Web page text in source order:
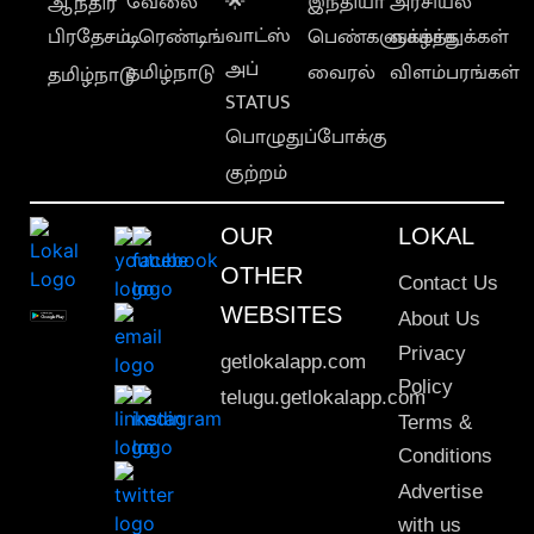
பிரதேசம்
தமிழ்நாடு
டிரெண்டிங்
தமிழ்நாடு
வாட்ஸ்
அப்
STATUS
பொழுதுப்போக்கு
குற்றம்
பெண்களுக்காக
வைரல்
வாழ்த்துக்கள்
விளம்பரங்கள்
OUR
OTHER
WEBSITES
getlokalapp.com
telugu.getlokalapp.com
LOKAL
Contact Us
About Us
Privacy
Policy
Terms &
Conditions
Advertise
with us